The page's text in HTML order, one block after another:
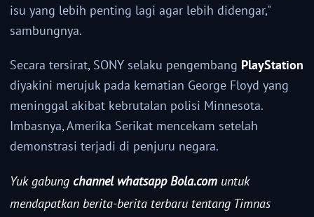
isu yang lebih penting lagi agar lebih didengar,"
sambungnya.
Secara tersirat, SONY selaku pengembang PlayStation
diyakini merujuk pada kematian George Floyd yang
meninggal akibat kebrutalan polisi Minnesota.
Imbasnya, Amerika Serikat mencekam setelah
demonstrasi terjadi di penjuru negara.
Yuk gabung channel whatsapp Bola.com untuk
mendapatkan berita-berita terbaru tentang Timnas